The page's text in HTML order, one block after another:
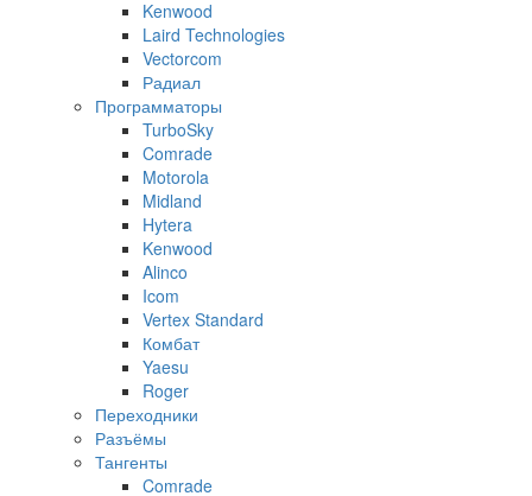
Kenwood
Laird Technologies
Vectorcom
Радиал
Программаторы
TurboSky
Comrade
Motorola
Midland
Hytera
Kenwood
Alinco
Icom
Vertex Standard
Комбат
Yaesu
Roger
Переходники
Разъёмы
Тангенты
Comrade